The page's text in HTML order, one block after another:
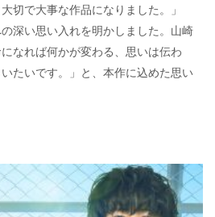
切で大事な作品になりました。」
深い思い入れを明かしました。山崎
なれば何かが変わる、思いは伝わ
たいです。」と、本作に込めた思い